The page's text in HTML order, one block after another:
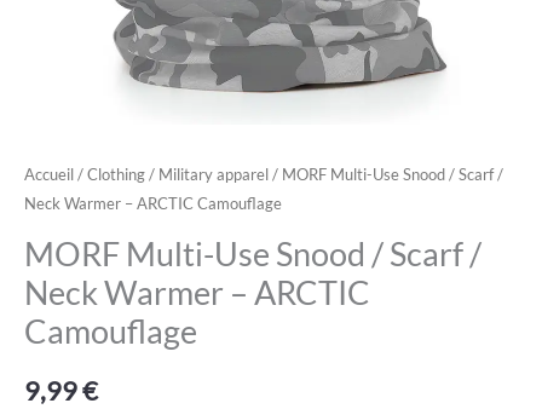
Accueil/Clothing/ Military apparel/ MORF Multi-Use Snood / Scarf /
Neck Warmer – ARCTIC Camouflage
MORF Multi-Use Snood / Scarf /
Neck Warmer – ARCTIC
Camouflage
9,99€